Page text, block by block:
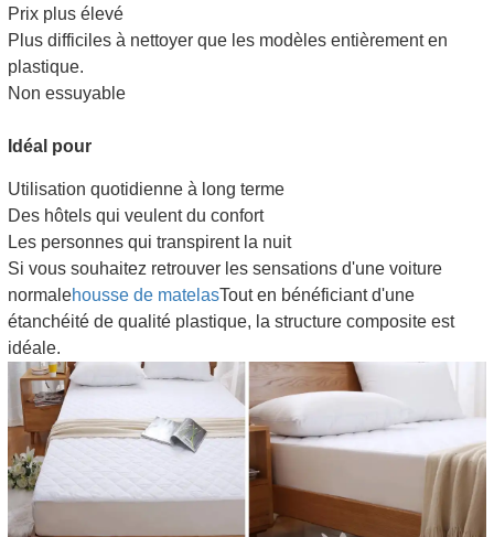
Prix ​​plus élevé
Plus difficiles à nettoyer que les modèles entièrement en
plastique.
Non essuyable
Idéal pour
Utilisation quotidienne à long terme
Des hôtels qui veulent du confort
Les personnes qui transpirent la nuit
Si vous souhaitez retrouver les sensations d'une voiture
normalehousse de matelasTout en bénéficiant d'une
étanchéité de qualité plastique, la structure composite est
idéale.